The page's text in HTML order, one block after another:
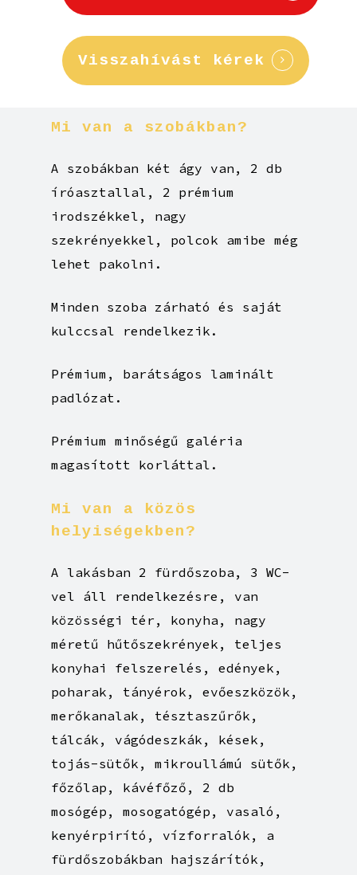
Visszahívást kérek
Mi van a szobákban?
A szobákban két ágy van, 2 db
íróasztallal, 2 prémium
irodszékkel, nagy
szekrényekkel, polcok amibe még
lehet pakolni.
Minden szoba zárható és saját
kulccsal rendelkezik.
Prémium, barátságos laminált
padlózat.
Prémium minőségű galéria
magasított korláttal.
Mi van a
közös
helyiségekben?
A lakásban 2 fürdőszoba, 3 WC-
vel áll rendelkezésre, van
közösségi tér, konyha, nagy
méretű hűtőszekrények, teljes
konyhai felszerelés, edények,
poharak, tányérok, evőeszközök,
merőkanalak, tésztaszűrők,
tálcák, vágódeszkák, kések,
tojás-sütők, mikroullámú sütők,
főzőlap, kávéfőző, 2 db
mosógép, mosogatógép, vasaló,
kenyérpirító, vízforralók, a
fürdőszobákban hajszárítók,